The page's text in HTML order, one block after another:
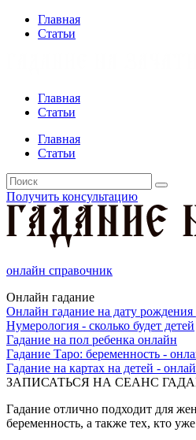
Главная
Статьи
Главная
Статьи
Главная
Статьи
Получить консультацию
онлайн справочник
Онлайн гадание
Онлайн гадание на дату рождения
Нумерология - сколько будет детей
Гадание на пол ребенка онлайн
Гадание Таро: беременность -
Гадание на картах на детей -
ЗАПИСАТЬСЯ НА СЕАНС
Гадание отлично подходит для
беременность, а также тех, кто